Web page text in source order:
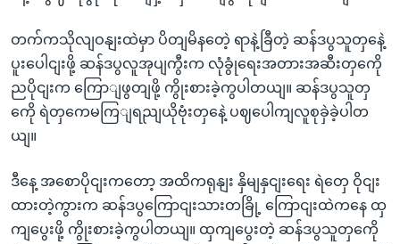
တက်ကသိုလျဝနျးထဲမှာ ပိတျမိနတေဲ့ ရာနဲ့ခြီတဲ့ ဆန်ဒပွသူတှနေဲ့
ပူးပေါငျးဖို့ ဆန်ဒပွလူအုပျကွီးက လုံခွုံရေးအတားအဆီးတှကေို
ညပိုငျးက ကြောျဖွတျဖို့ ကွိုးစားခဲ့ကွပါတယျ။ ဆန်ဒပွသူတှ
ကေို ရဲတှကေမကြျရညျယိုဗုံးတှနေဲ့ ပဈပေါကျလူစုခှဲခဲ့ပါတ
ယျ။
ဒီနေ့ အစောပိုငျးကတော့ အထိကရုနျး နှိမျနှငျးရေး ရဲတှေ ဝိုငျး
ထားတဲ့ကွားက ဆန်ဒပွကြောငျးသားတခြို့ ကြောငျးထဲကနေ ထှ
ကျပွေးဖို့ ကွိုးစားခဲ့ကွပါတယျ။ ထှကျပွေးတဲ့ ဆန်ဒပွသူတှကေို